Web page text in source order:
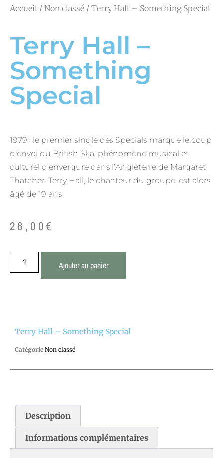
Accueil / Non classé / Terry Hall – Something Special
Terry Hall –
Something
Special
1979 : le premier single des Specials marque le coup
d’envoi du British Ska, phénomène musical et
culturel d’envergure dans l’Angleterre de Margaret
Thatcher. Terry Hall, le chanteur du groupe, est alors
âgé de 19 ans.
26,00€
Ajouter au panier
Terry Hall – Something Special
Catégorie Non classé
Description
Informations complémentaires